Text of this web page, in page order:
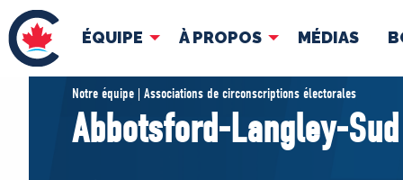
ÉQUIPE À PROPOS MÉDIAS
ÉQUIPE
Pierre Poilievre
À
Notre équipe | Associations de circonscriptions électorales
Abbotsford-Langley-Sud